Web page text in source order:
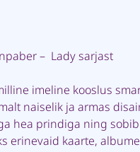
– Lady sarjast
imeline kooslus
naiselik ja armas
hea prindiga ning
erinevaid kaarte,